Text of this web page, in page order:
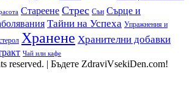
Стареене Стрес Сън Сърце и
Тайни на Успеха Упражнения и
Хранене Хранителни добавки
Чай или кафе
reserved. | Бъдете ZdraviVsekiDen.com!